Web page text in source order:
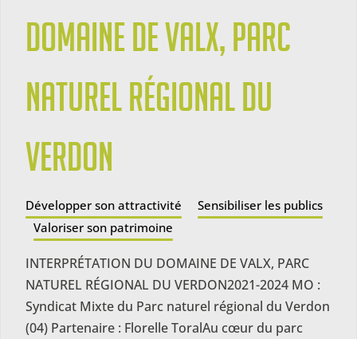
Domaine de Valx, Parc
naturel régional du
Verdon
Développer son attractivité
Sensibiliser les publics
Valoriser son patrimoine
INTERPRÉTATION DU DOMAINE DE VALX, PARC
NATUREL RÉGIONAL DU VERDON2021-2024 MO :
Syndicat Mixte du Parc naturel régional du Verdon
(04) Partenaire : Florelle ToralAu cœur du parc